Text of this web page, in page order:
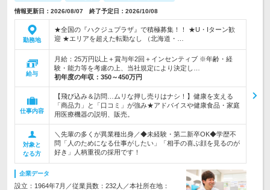
情報更新日：2026/08/07 終了予定日：2026/10/08
勤務地
★全国の『ハクジュプラザ』で積極募集！！ ★U・Iターン歓
迎 ★エリアを超えた転勤なし （北海道・…
給与
月給：25万円以上＋賞与年2回＋インセンティブ ※年齢・経
験・能力等を考慮の上、当社規定により決定し…
初年度の年収： 350～450万円
仕事内容
【飛び込み＆訪問…ムリな押し売りはナシ！】健康を支える
「商品力」と「口コミ」が強み★アドバイスや健康食品・家庭
用医療機器の説明、販売。
対象と
なる方
＼先輩の多くが異業種出身／◆未経験・第二新卒OK◆学歴不
問「人のためになる仕事がしたい」「相手の喜ぶ顔を見るのが
好き」人柄重視の採用です！
企業データ
設立：1964年7月／従業員数：232人／本社所在地：